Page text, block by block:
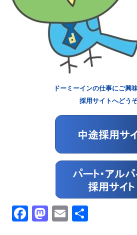
ドーミーインの仕事にご興
採用サイトへどうぞ
Facebook
Mastodon
Email